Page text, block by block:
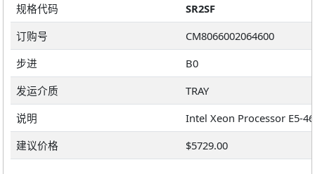
规格代码
SR2SF
订购号
CM8066002064600
步进
B0
发运介质
TRAY
说明
建议价格
$5729.00